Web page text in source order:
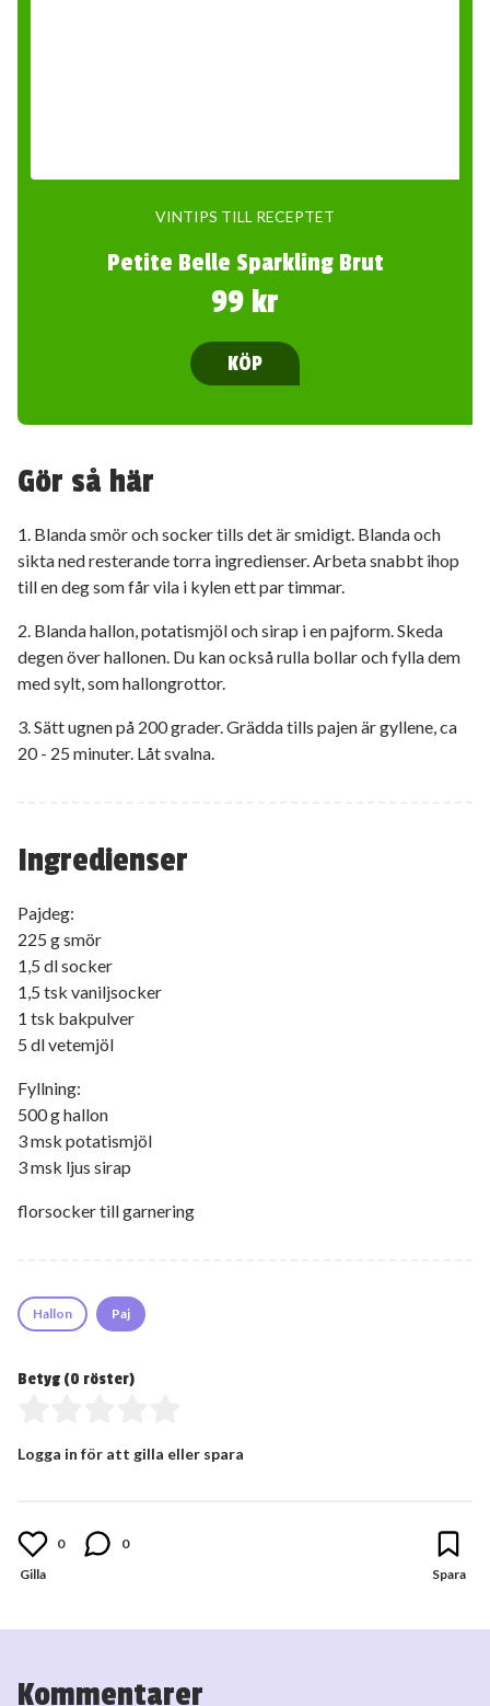
Ingredienser
Pajdeg:
225 g smör
1,5 dl socker
1,5 tsk vaniljsocker
1 tsk bakpulver
5 dl vetemjöl
Fyllning:
500 g hallon
3 msk potatismjöl
3 msk ljus sirap
florsocker till garnering
VINTIPS TILL RECEPTET
Petite Belle Sparkling Brut
99 kr
KÖP
Gör så här
1. Blanda smör och socker tills det är smidigt. Blanda och
sikta ned resterande torra ingredienser. Arbeta snabbt ihop
till en deg som får vila i kylen ett par timmar.
2. Blanda hallon, potatismjöl och sirap i en pajform. Skeda
degen över hallonen. Du kan också rulla bollar och fylla dem
med sylt, som hallongrottor.
3. Sätt ugnen på 200 grader. Grädda tills pajen är gyllene, ca
20 - 25 minuter. Låt svalna.
Hallon Paj
Betyg (0 röster)
Logga in för att gilla eller spara
0 0
Kommentarer